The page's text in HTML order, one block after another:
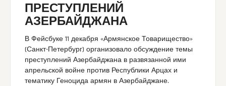
ПРЕСТУПЛЕНИЙ
АЗЕРБАЙДЖАНА
В Фейсбуке 11 декабря «Армянское Товарищество»
(Санкт-Петербург) организовало обсуждение темы
преступлений Азербайджана в развязанной ими
апрельской войне против Республики Арцах и
тематику Геноцида армян в Азербайджане.